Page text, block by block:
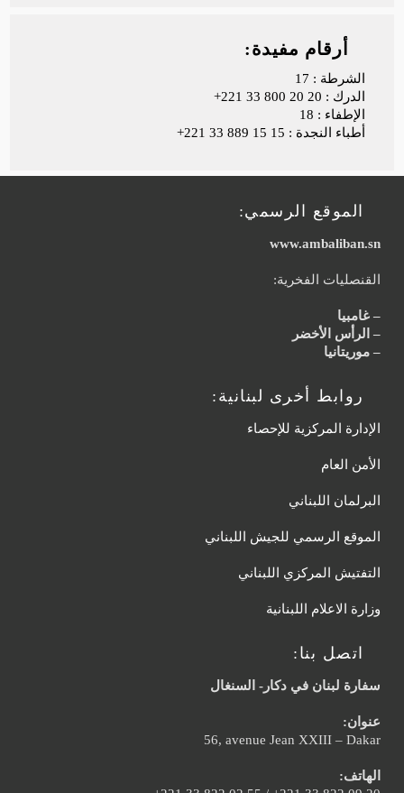
أرقام مفيدة:
الشرطة : 17
الدرك : +221 33 800 20 20
الإطفاء : 18
أطباء النجدة : +221 33 889 15 15
الموقع الرسمي:
www.ambaliban.sn
القنصليات الفخرية:
– غامبيا
– الرأس الأخضر
– موريتانيا
روابط أخرى لبنانية:
الإدارة المركزية للإحصاء
الأمن العام
البرلمان اللبناني
الموقع الرسمي للجيش اللبناني
التفتيش المركزي اللبناني
وزارة الاعلام اللبنانية
اتصل بنا:
سفارة لبنان في دكار- السنغال
عنوان:
56, avenue Jean XXIII – Dakar
الهاتف: